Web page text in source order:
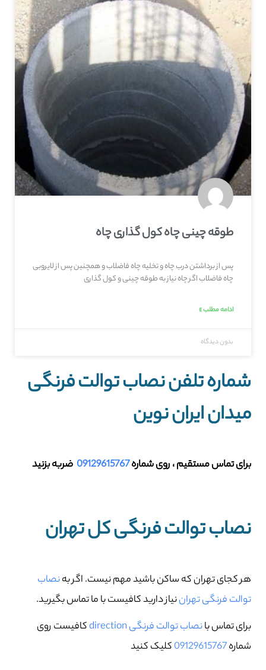
طوقه چینی چاه کول گذاری چاه
پس از برداشتن درب چاه و تخلیه چاه فاضلاب و همچنین پس از لایروبی
چاه فاضلاب اگر چاه نیاز به طوقه چینی و کول گذاری
ادامه مطلب »
بدون دیدگاه
شماره تلفن نصاب توالت فرنگی
میدان ایران نوین
برای تماس مستقیم ، روی شماره09129615767 ضربه بزنید
نصاب توالت فرنگی کل تهران
هر کجای تهران که ساکن باشید مهم نیست. اگر بهنصاب
توالت فرنگی تهراننیاز دارید کافیست با ما تماس بگیرید.
برای تماس بانصاب توالت فرنگی direction
کافیست روی
شماره09129615767کلیک کنید